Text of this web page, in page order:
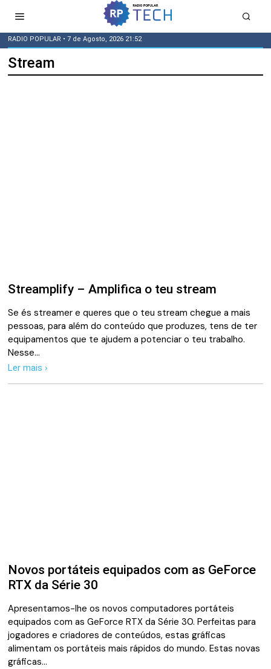
RADIO POPULAR • 7 de Agosto, 2026 21:52
Stream
Streamplify – Amplifica o teu stream
Se és streamer e queres que o teu stream chegue a mais
pessoas, para além do conteúdo que produzes, tens de ter
equipamentos que te ajudem a potenciar o teu trabalho.
Nesse…
Ler mais ›
Novos portáteis equipados com as GeForce
RTX da Série 30
Apresentamos-lhe os novos computadores portáteis
equipados com as GeForce RTX da Série 30. Perfeitas para
jogadores e criadores de conteúdos, estas gráficas
alimentam os portáteis mais rápidos do mundo. Estas novas
gráficas…